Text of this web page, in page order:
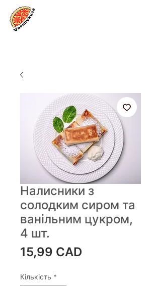
Налисники з
солодким сиром та
ванільним цукром,
4 шт.
15,99 CAD
Кількість *